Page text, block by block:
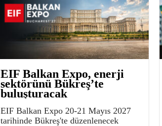
EIF Balkan Expo, enerji
sektörünü Bükreş’te
buluşturacak
EIF Balkan Expo 20-21 Mayıs 2027
tarihinde Bükreş'te düzenlenecek